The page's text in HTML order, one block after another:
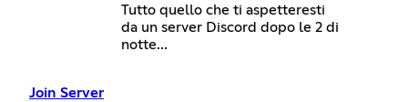
Tutto quello che ti aspetteresti
da un server Discord dopo le 2 di
notte...
Join Server